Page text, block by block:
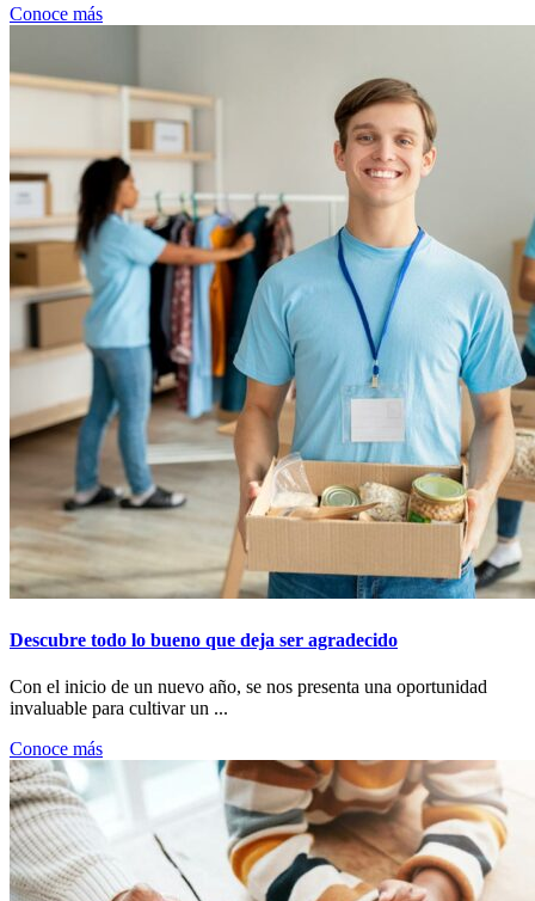
Conoce más
Descubre todo lo bueno que deja ser agradecido
Con el inicio de un nuevo año, se nos presenta una oportunidad
invaluable para cultivar un ...
Conoce más